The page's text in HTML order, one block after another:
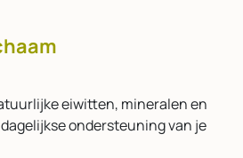
eiwitten, mineralen en
ondersteuning van je